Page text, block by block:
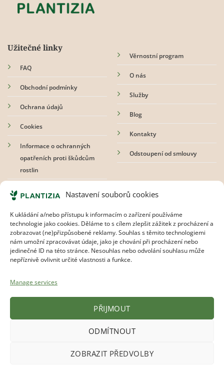
Nastavení souborů cookies
K ukládání a/nebo přístupu k informacím o zařízení používáme
technologie jako cookies. Děláme to s cílem zlepšit zážitek z procházení a
zobrazovat (ne)přizpůsobené reklamy. Souhlas s těmito technologiemi
nám umožní zpracovávat údaje, jako je chování při procházení nebo
jedinečné ID na této stránce. Nesouhlas nebo odvolání souhlasu může
nepříznivě ovlivnit určité vlastnosti a funkce.
Manage services
PŘIJMOUT
ODMÍTNOUT
ZOBRAZIT PŘEDVOLBY
Užitečné linky
FAQ
Obchodní podmínky
Ochrana údajů
Cookies
Informace o ochranných
opatřeních proti škůdcům
rostlin
Věrnostní program
O nás
Služby
Blog
Kontakty
Odstoupení od smlouvy
Přihlaste se k odběru newsletteru
Souhlasím spravidly ochrany osobních údajů.
Pay
Pay